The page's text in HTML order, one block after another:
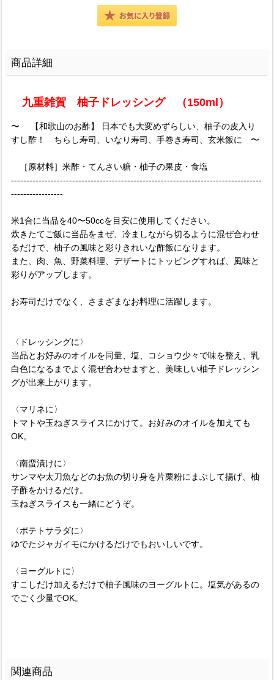
商品詳細
九重雑賀 柚子ドレッシング （150ml）
〜 【和歌山のお酢】 日本でも大変めずらしい、柚子の皮入り
すし酢！ ちらし寿司、いなり寿司、手巻き寿司、玄米飯に 〜
［原材料］米酢・てんさい糖・柚子の果皮・食塩
----------------------------------------------------------------------------------
-----------------
米1合に当品を40〜50ccを目安に使用してください。
炊きたてご飯に当品をまぜ、冷ましながら切るように混ぜ合わせ
るだけで、柚子の風味と彩りきれいな酢飯になります。
また、肉、魚、野菜料理、デザートにトッピングすれば、風味と
彩りがアップします。
お寿司だけでなく、さまざまなお料理に活躍します。
〈ドレッシングに〉
当品とお好みのオイルを同量、塩、コショウ少々で味を整え、乳
白色になるまでよく混ぜ合わせますと、美味しい柚子ドレッシン
グが出来上がります。
〈マリネに〉
トマトや玉ねぎスライスにかけて。お好みのオイルを加えても
OK。
〈南蛮漬けに〉
サンマや太刀魚などのお魚の切り身を片栗粉にまぶして揚げ、柚
子酢をかけるだけ。
玉ねぎスライスも一緒にどうぞ。
〈ポテトサラダに〉
ゆでたジャガイモにかけるだけでもおいしいです。
〈ヨーグルトに〉
すこしだけ加えるだけで柚子風味のヨーグルトに。塩気があるの
でごく少量でOK。
関連商品